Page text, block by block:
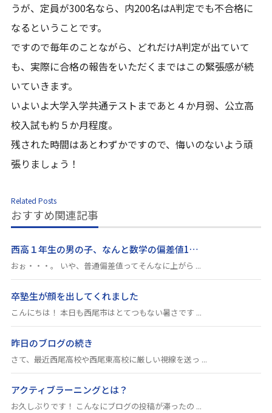
うが、定員が300名なら、内200名はA判定でも不合格に
なるということです。
ですので毎年のことながら、どれだけA判定が出ていて
も、実際に合格の報告をいただくまではこの緊張感が続
いていきます。
いよいよ大学入学共通テストまであと４か月弱、公立高
校入試も約５か月程度。
残された時間はあとわずかですので、悔いのないよう頑
張りましょう！
Related Posts
おすすめ関連記事
西高１年生の男の子、なんと数学の偏差値1…
おぉ・・・。 いや、普通偏差値ってそんなに上がら ...
卒塾生が顔を出してくれました
こんにちは！ 本日も西尾市はとてつもない暑さです ...
昨日のブログの続き
さて、最近西尾高校や西尾東高校に厳しい視線を送っ ...
アクティブラーニングとは？
お久しぶりです！ こんなにブログの投稿が滞ったの ...